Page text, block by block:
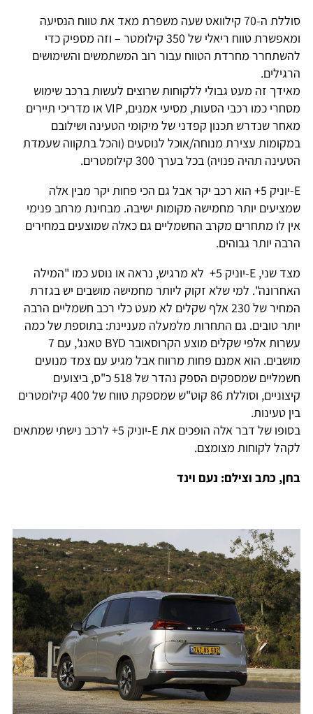
סוללת ה-70 קילוואט שעה משפרת מאד את טווח הנסיעה
ומאפשרת טווח ריאלי של 350 קילומטר – וזה מספיק כדי
להשתחרר מחרדת הטווח עבור רוב המשתמשים והשימושים
הרגילים.
מאידך זה מעט גבולי ללקוחות שרוצים לעשות ברכב שימוש
מסחרי כמו רכבי הסעות, מסיעי אמנים, VIP או מדריכי תיירים
מאחר שנדרש תכנון קפדני של מיקומי הטעינה ושילובם
במקומות עצירת מנוחה/אוכל לנוסעים (והכל בתקווה שעמדת
הטעינה תהיה פנויה) בכל בערך 300 קילומטרים.
E-יוניק 5+ הוא רכב יקר אבל גם הכי פחות יקר מבין אלה
שמציעים יותר מחמישה מקומות ישיבה. מבחינת מרחב פנימי
אין לו מתחרים מקרב החשמליים גם כאלה שמוצעים במחירים
הרבה יותר גבוהים.
מצד שני, E-יוניק 5+ לא מרגיש, נראה או נוסע כמו "המילה
האחרונה". למי שלא זקוק ליותר מחמישה מושבים יש בגזרת
המחיר של 230 אלף שקלים לא מעט כלי רכב חשמליים הרבה
יותר טובים. גם התחרות מלמעלה מעניינת: בתוספת של כמה
עשרות אלפי שקלים מוצע הקרוסאובר BYD טאנג', עם 7
מושבים. הוא אמנם פחות מרווח אבל מגיע עם צמד מנועים
חשמליים שמספקים הספק נהדר של 518 כ"ס, ביצועים
קיצוניים, וסוללת 86 קוט"ש שמספקת טווח של 400 קילומטרים
בין טעינות.
בסופו של דבר אלה הופכים את E-יוניק 5+ לרכב נישתי שמתאים
לקהל לקוחות מצומצם.
בחן, כתב וצילם: נעם וינד